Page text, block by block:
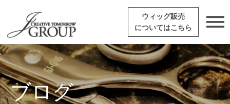
ウィッグ販売
についてはこちら
ブログ